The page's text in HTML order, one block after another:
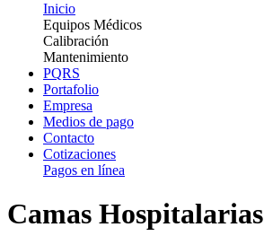
Inicio
Equipos Médicos
Calibración
Mantenimiento
PQRS
Portafolio
Empresa
Medios de pago
Contacto
Cotizaciones
Pagos en línea
Camas Hospitalarias